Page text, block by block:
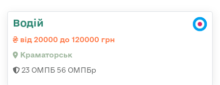
Водій
від 20000 до 120000 грн
Краматорськ
23 ОМПБ 56 ОМПБр